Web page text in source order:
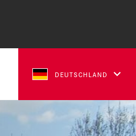
DEUTSCHLAND